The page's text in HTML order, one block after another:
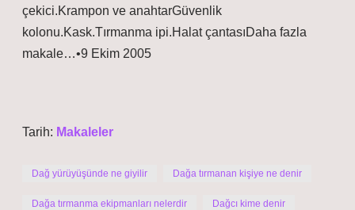
çekici.Krampon ve anahtarGüvenlik
kolonu.Kask.Tırmanma ipi.Halat çantasıDaha fazla
makale…•9 Ekim 2005
Tarih: Makaleler
Dağ yürüyüşünde ne giyilir Dağa tırmanan kişiye ne denir
Dağa tırmanma ekipmanları nelerdir Dağcı kime denir